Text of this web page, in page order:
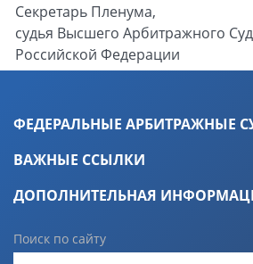
Секретарь Пленума,
судья Высшего Арбитражного
Российской Федерации
ФЕДЕРАЛЬНЫЕ АРБИТРАЖНЫЕ
ВАЖНЫЕ ССЫЛКИ
ДОПОЛНИТЕЛЬНАЯ
Поиск по сайту